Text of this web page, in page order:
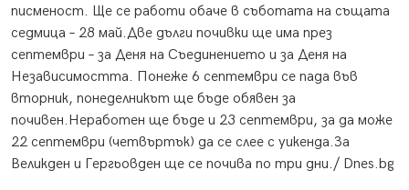
писменост. Ще се работи обаче в съботата на същата
седмица – 28 май.Две дълги почивки ще има през
септември – за Деня на Съединението и за Деня на
Независимостта. Понеже 6 септември се пада във
вторник, понеделникът ще бъде обявен за
почивен.Неработен ще бъде и 23 септември, за да може
22 септември (четвъртък) да се слее с уикенда.За
Великден и Гергьовден ще се почива по три дни./ Dnes.bg